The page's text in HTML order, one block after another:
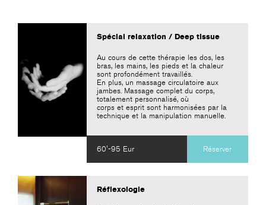
Spécial relaxation / Deep tissue
Au cours de cette thérapie les dos, les
bras, les mains, les pieds et la chaleur
sont profondément travaillés.
En plus, un massage circulatoire aux
jambes. Massage complet du corps,
totalement personnalisé, où
corps et esprit sont harmonisées par la
technique et la manipulation manuelle.
60'-95 Eur Réserver
Réflexologie